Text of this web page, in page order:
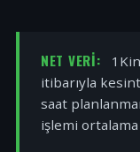
NET VERI:
itibarıyla
saat
işlemi